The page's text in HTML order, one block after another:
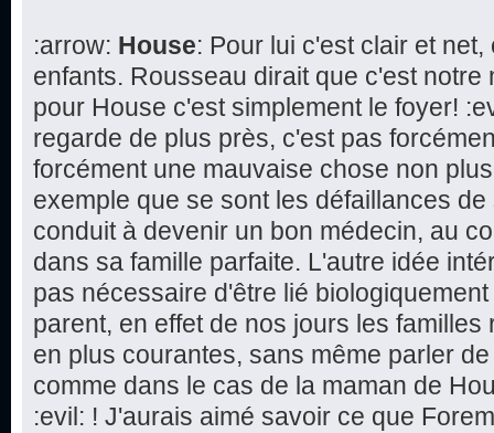
:arrow: House: Pour lui c'est clair et
enfants. Rousseau dirait que c'est notre
pour House c'est simplement le foyer!
regarde de plus près, c'est pas
forcément une mauvaise chose non
exemple que se sont les défaillances
conduit à devenir un bon médecin, au
dans sa famille parfaite. L'autre idée
pas nécessaire d'être lié
parent, en effet de nos jours les
en plus courantes, sans même parler
comme dans le cas de la maman de
:evil: ! J'aurais aimé savoir ce que